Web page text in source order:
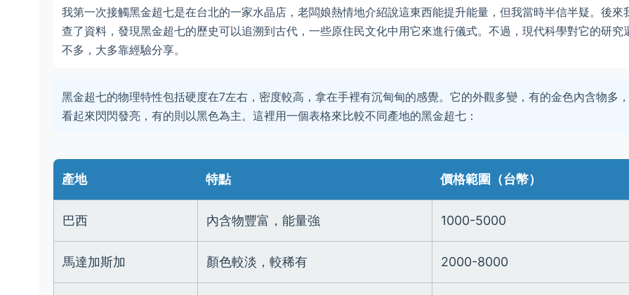
我第一次接觸黑金超七是在台北的一家水晶店，老闆娘熱情地介紹說這東西能提升能量，但我當時半信半疑。後來
查了資料，發現黑金超七的歷史可以追溯到古代，一些原住民文化中用它來進行儀式。不過，現代科學對它的研究
不多，大多靠經驗分享。
黑金超七的物理特性包括硬度在7左右，密度較高，拿在手裡有沉甸甸的感覺。它的外觀多變，有的金色內含物多，
看起來閃閃發亮，有的則以黑色為主。這裡用一個表格來比較不同產地的黑金超七：
產地 特點 價格範圍（台幣）
巴西 內含物豐富，能量強 1000-5000
馬達加斯加 顏色較淡，較稀有 2000-8000